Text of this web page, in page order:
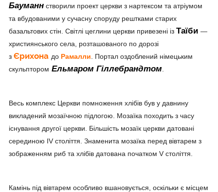
Бауманн створили проект церкви з нартексом та атріумом
та вбудованими у сучасну споруду рештками старих
базальтових стін. Світлі цеглини церкви привезені із Таїби —
християнського села, розташованого по дорозі
з Єрихона до Рамалли . Портал оздоблений німецьким
скульптором Ельмаром Гіллебрандтом
Весь комплекс Церкви помноження хлібів був у давнину
викладений мозаїчною підлогою. Мозаїка походить з часу
існування другої церкви. Більшість мозаїк церкви датовані
серединою IV століття. Знаменита мозаїка перед вівтарем з
зображенням риб та хлібів датована початком V століття.
Камінь під вівтарем особливо вшановується, оскільки є місцем